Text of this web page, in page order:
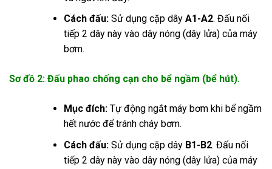
Cách đấu:Sử dụng cặp dây A1-A2. Đấu nối
tiếp 2 dây này vào dây nóng (dây lửa) của máy
bơm.
Sơ đồ 2: Đấu phao chống cạn cho bể ngầm (bể hút).
Mục đích:Tự động ngắt máy bơm khi bể ngầm
hết nước để tránh cháy bơm.
Cách đấu:Sử dụng cặp dây B1-B2. Đấu nối
tiếp 2 dây này vào dây nóng (dây lửa) của máy